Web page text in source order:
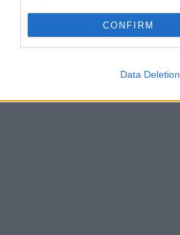
CONFIRM
Data Deletion